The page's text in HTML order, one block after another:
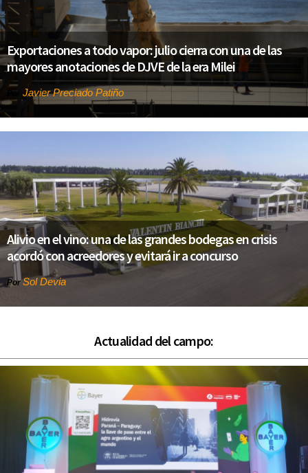
Exportaciones a todo vapor: julio cierra con una de las
mayores anotaciones de DJVE de la era Milei
Javier Preciado Patiño
Alivio en el vino: una de las grandes bodegas en crisis
acordó con acreedores y evitará ir a concurso
PorSol Devia
Actualidad del campo: